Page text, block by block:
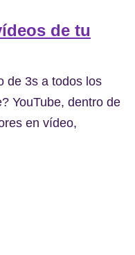
de tu
de 3s a todos los
YouTube, dentro de
en vídeo,